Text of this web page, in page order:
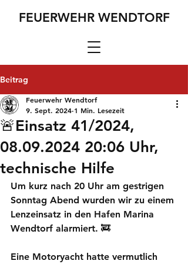
FEUERWEHR WENDTORF
Beitrag
🚨Einsatz 41/2024,
08.09.2024 20:06 Uhr,
technische Hilfe
Feuerwehr Wendtorf
9. Sept. 2024 1 Min. Lesezeit
Um kurz nach 20 Uhr am gestrigen
Sonntag Abend wurden wir zu einem
Lenzeinsatz in den Hafen Marina
Wendtorf alarmiert. 🚒
Eine Motoryacht hatte vermutlich